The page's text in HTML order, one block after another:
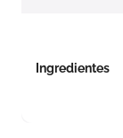
Ingredientes